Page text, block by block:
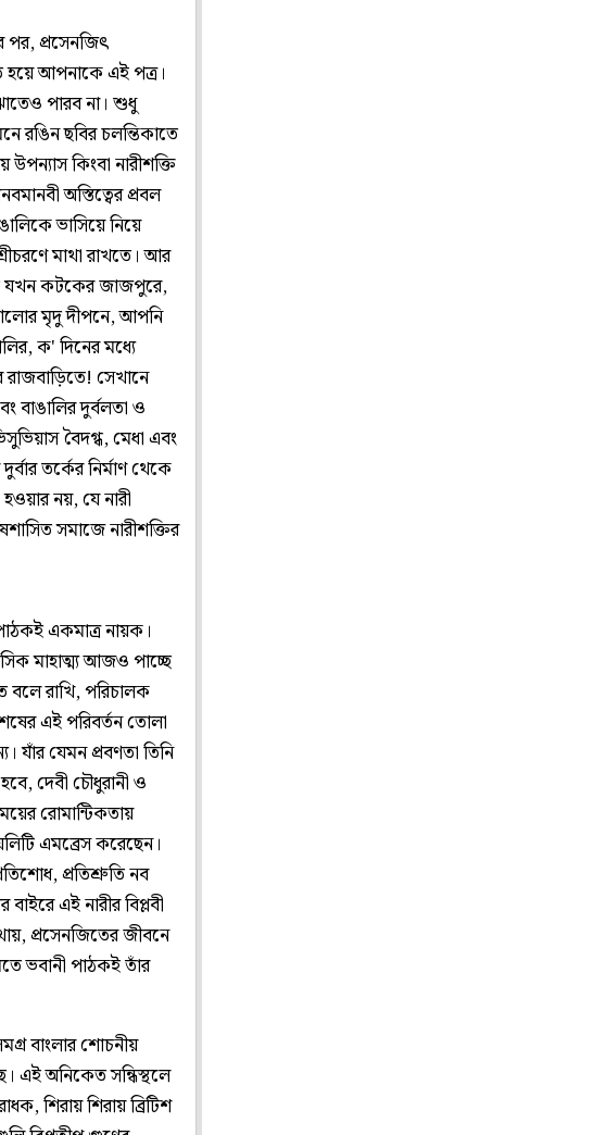
পর, প্রসেনজিৎ
হয়ে আপনাকে এই পত্র।
পারব না। শুধু
রঙিন ছবির চলন্তিকাতে
কিংবা নারীশক্তি
অস্তিত্বের প্রবল
ভাসিয়ে নিয়ে
মাথা রাখতে। আর
যখন কটকের জাজপুরে,
মৃদু দীপনে, আপনি
ক' দিনের মধ্যে
সেখানে
বাঙালির দুর্বলতা ও
বৈদগ্ধ, মেধা এবং
তর্কের নির্মাণ থেকে
নয়, যে নারী
সমাজে নারীশক্তির
একমাত্র নায়ক।
মাহাত্ম্য আজও পাচ্ছে
বলে রাখি, পরিচালক
এই পরিবর্তন তোলা
যাঁর যেমন প্রবণতা তিনি
দেবী চৌধুরানী ও
রোমান্টিকতায়
এমব্রেস করেছেন।
প্রতিশ্রুতি নব
এই নারীর বিপ্লবী
প্রসেনজিতের জীবনে
ভবানী পাঠকই তাঁর
বাংলার শোচনীয়
এই অনিকেত সন্ধিস্থলে
শিরায় শিরায় ব্রিটিশ